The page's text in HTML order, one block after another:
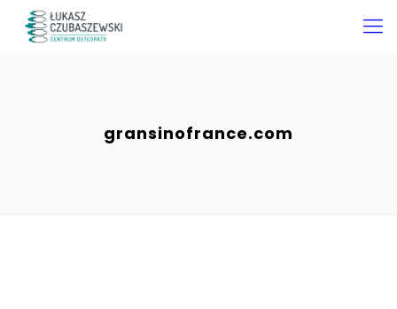
gransinofrance.com